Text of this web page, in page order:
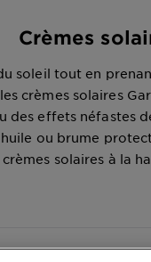
Crèmes
soleil tout en
crèmes solaires
effets néfastes
ou brume
solaires à la